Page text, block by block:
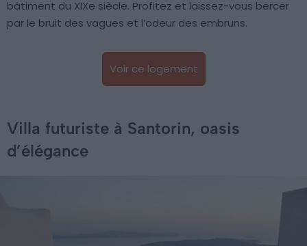
bâtiment du XIXe siècle. Profitez et laissez-vous bercer
par le bruit des vagues et l’odeur des embruns.
Voir ce logement
Villa futuriste à Santorin, oasis
d’élégance